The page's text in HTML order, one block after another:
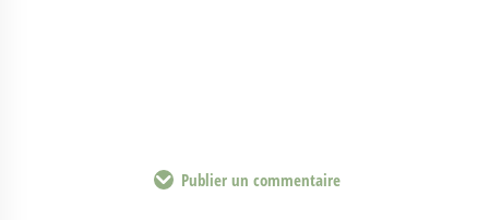
Publier un commentaire